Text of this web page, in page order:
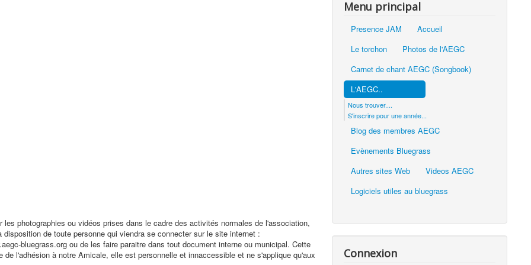
les photographies ou vidéos prises dans le cadre des activités normales de l'association,
de toute personne qui viendra se connecter sur le site internet :
bluegrass.org ou de les faire paraitre dans tout document interne ou municipal. Cette
de l'adhésion à notre Amicale, elle est personnelle et innaccessible et ne s'applique qu'aux
Menu principal
Presence JAM
Accueil
Le torchon
Photos de l'AEGC
Carnet de chant AEGC (Songbook)
L'AEGC..
Nous trouver....
S'inscrire pour une année...
Blog des membres AEGC
Evènements Bluegrass
Autres sites Web
Videos AEGC
Logiciels utiles au bluegrass
Connexion